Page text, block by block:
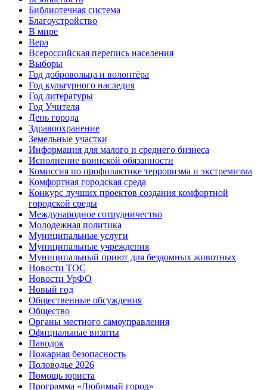
Библиотечная система
Благоустройство
В мире
Вера
Всероссийская перепись населения
Выборы
Год добровольца и волонтёра
Год культурного наследия
Год литературы
Год Учителя
День города
Здравоохранение
Земельные участки
Информация для малого и среднего бизнеса
Исполнение воинской обязанности
Комиссия по профилактике терроризма и экстремизма
Комфортная городская среда
Конкурс лучших проектов создания комфортной
городской среды
Международное сотрудничество
Молодежная политика
Муниципальные услуги
Муниципальные учреждения
Муниципальный приют для бездомных животных
Новости ТОС
Новости УрФО
Новый год
Общественные обсуждения
Общество
Органы местного самоуправления
Официальные визиты
Паводок
Пожарная безопасность
Половодье 2026
Помощь юриста
Программа «Любимый город»